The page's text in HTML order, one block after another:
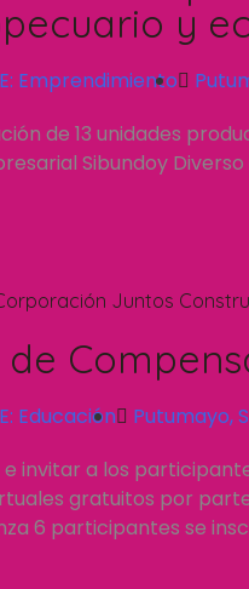
y
Emprendimiento
de 13 unidades
Sibundoy Diverso
Juntos
de
Educación Putumayo,
invitar a los
gratuitos por
6 participantes se